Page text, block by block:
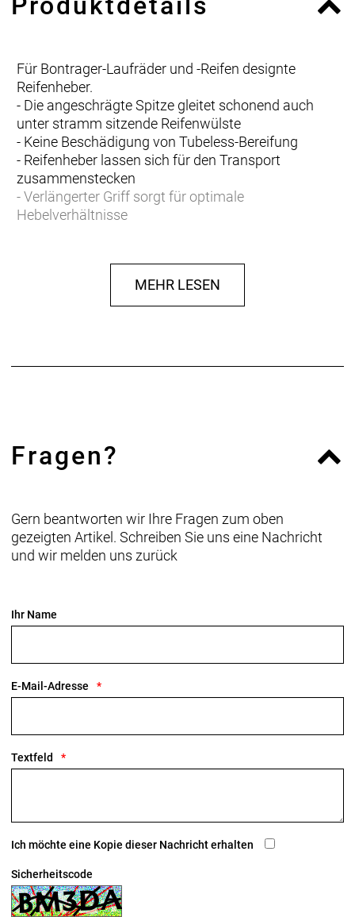
Für Bontrager-Laufräder und -Reifen designte
Reifenheber.
- Die angeschrägte Spitze gleitet schonend auch
unter stramm sitzende Reifenwülste
- Keine Beschädigung von Tubeless-Bereifung
- Reifenheber lassen sich für den Transport
zusammenstecken
- Verlängerter Griff sorgt für optimale
Hebelverhältnisse
MEHR LESEN
Fragen?
Gern beantworten wir Ihre Fragen zum oben
gezeigten Artikel. Schreiben Sie uns eine Nachricht
und wir melden uns zurück
Ihr Name
E-Mail-Adresse
Textfeld
Ich möchte eine Kopie dieser Nachricht erhalten
Sicherheitscode